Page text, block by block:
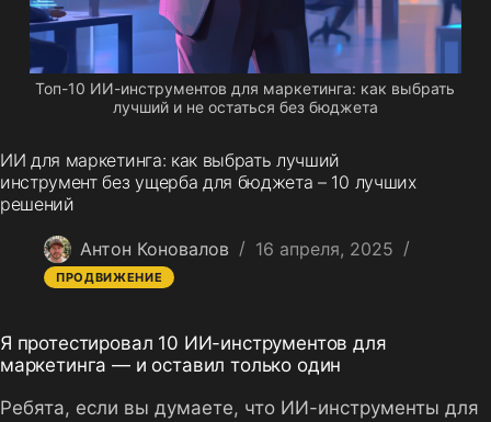
Топ-10 ИИ-инструментов для маркетинга: как выбрать
лучший и не остаться без бюджета
ИИ для маркетинга: как выбрать лучший
инструмент без ущерба для бюджета – 10 лучших
решений
Антон Коновалов 16 апреля, 2025
ПРОДВИЖЕНИЕ
Я протестировал 10 ИИ-инструментов для
маркетинга — и оставил только один
Ребята, если вы думаете, что ИИ-инструменты для